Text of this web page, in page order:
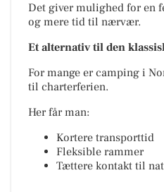
Det giver mulighed for en
og mere tid til nærvær.
Et alternativ til den
For mange er camping i
til charterferien.
Her får man:
Kortere transporttid
Fleksible rammer
Tættere kontakt til